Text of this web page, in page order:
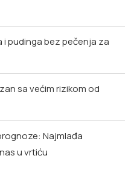
pudinga bez pečenja za
sa većim rizikom od
Najmlađa
u vrtiću